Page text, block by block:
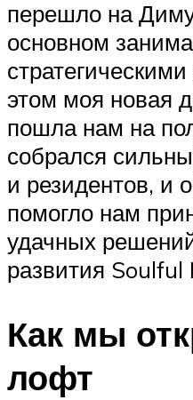
перешло на
основном
этом моя новая
пошла нам на
собрался
и резидентов, и
помогло нам
удачных
развития Soulful
Как мы
лофт